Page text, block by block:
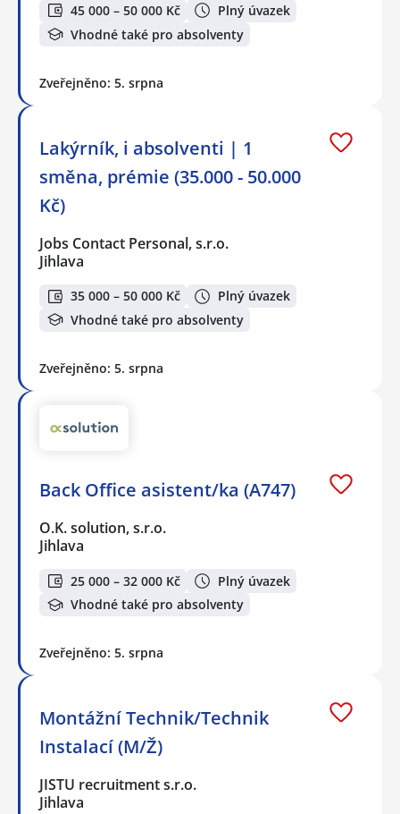
45 000 – 50 000 Kč
Plný úvazek
Vhodné také pro absolventy
Zveřejněno: 5. srpna
Lakýrník, i absolventi | 1
směna, prémie (35.000 - 50.000
Kč)
Jobs Contact Personal, s.r.o.
Jihlava
35 000 – 50 000 Kč
Plný úvazek
Vhodné také pro absolventy
Zveřejněno: 5. srpna
Back Office asistent/ka (A747)
O.K. solution, s.r.o.
Jihlava
25 000 – 32 000 Kč
Plný úvazek
Vhodné také pro absolventy
Zveřejněno: 5. srpna
Montážní Technik/Technik
Instalací (M/Ž)
JISTU recruitment s.r.o.
Jihlava